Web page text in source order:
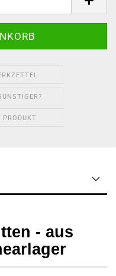
PRODUKT
- aus